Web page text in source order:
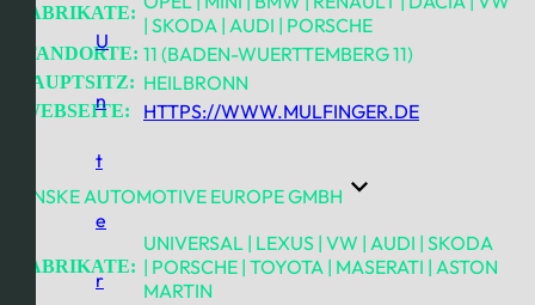
U
n
t
e
r
FABRIKATE:
| SKODA | AUDI | PORSCHE
STANDORTE: 11 (BADEN-WUERTTEMBERG 11)
HAUPTSITZ: HEILBRONN
WEBSEITE: HTTPS://WWW.MULFINGER.DE
PENSKE AUTOMOTIVE EUROPE GMBH
FABRIKATE:
UNIVERSAL | LEXUS | VW | AUDI | SKODA
| PORSCHE | TOYOTA | MASERATI | ASTON
MARTIN